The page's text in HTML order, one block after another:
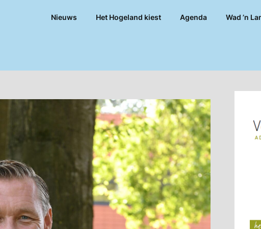
Nieuws Het Hogeland kiest Agenda Wad ’n